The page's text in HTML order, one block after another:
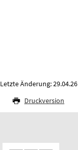
Letzte Änderung: 29.04.26
Druckversion